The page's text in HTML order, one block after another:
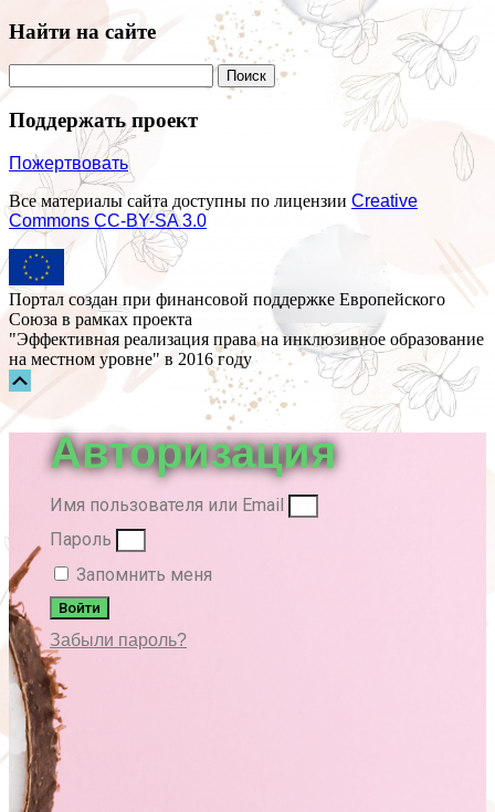
Найти на сайте
Поддержать проект
Пожертвовать
Все материалы сайта доступны по лицензии Creative
Commons СС-BY-SA 3.0
Портал создан при финансовой поддержке Европейского
Союза в рамках проекта
"Эффективная реализация права на инклюзивное образование
на местном уровне" в 2016 году
Авторизация
Имя пользователя или Email
Пароль
Запомнить меня
Войти
Забыли пароль?